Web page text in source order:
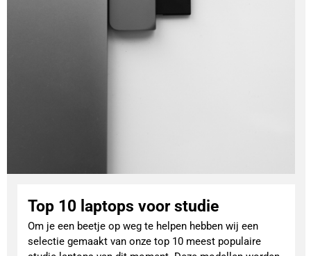
Top 10 laptops voor studie
Om je een beetje op weg te helpen hebben wij een
selectie gemaakt van onze top 10 meest populaire